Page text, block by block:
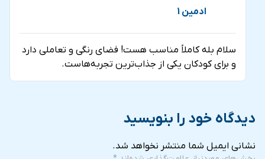
ادمین 1
سلام بله کاملاً مناسب هست! فضای رنگی و تعاملی دارد
و برای کودکان یکی از جذاب‌ترین تجربه‌هاست.
دیدگاه خود را بنویسید
نشانی ایمیل شما منتشر نخواهد شد.